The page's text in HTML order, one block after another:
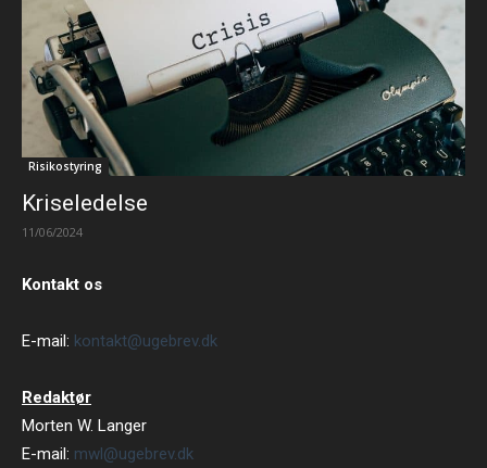
Risikostyring
Kriseledelse
11/06/2024
Kontakt os
E-mail: kontakt@ugebrev.dk
Redaktør
Morten W. Langer
E-mail: mwl@ugebrev.dk